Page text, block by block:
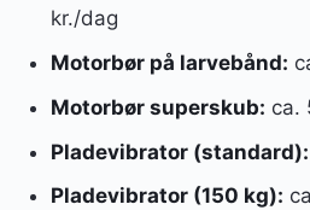
kr./dag
Motorbør på larvebånd:
Motorbør superskub: ca.
Pladevibrator (standard):
Pladevibrator (150 kg):